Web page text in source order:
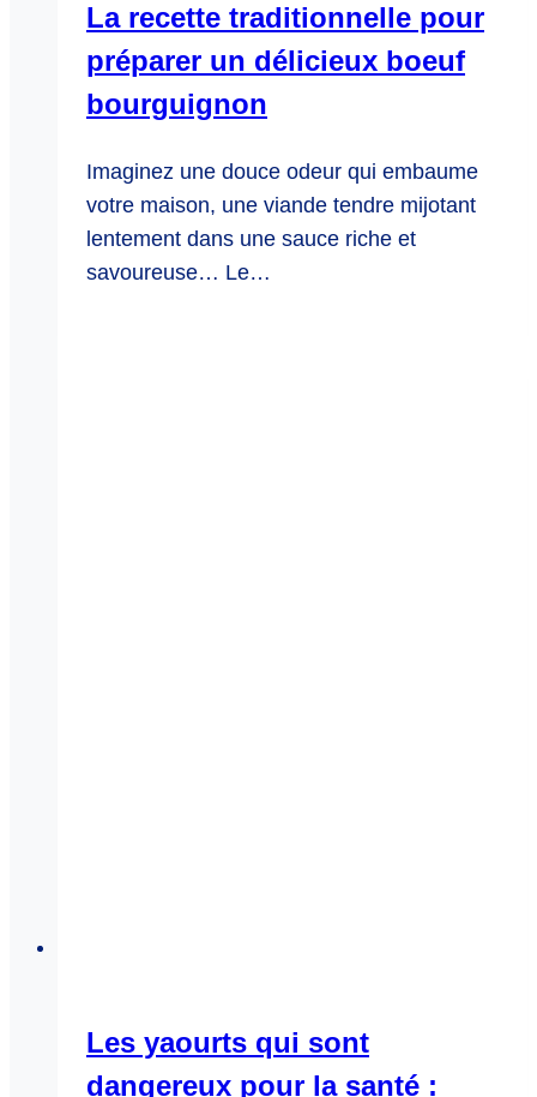
La recette traditionnelle pour
préparer un délicieux boeuf
bourguignon
Imaginez une douce odeur qui embaume
votre maison, une viande tendre mijotant
lentement dans une sauce riche et
savoureuse… Le…
Les yaourts qui sont
dangereux pour la santé :